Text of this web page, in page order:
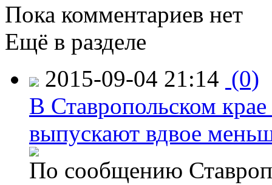
Пока комментариев нет
Ещё в разделе
2015-09-04 21:14 (0)
В Ставропольском
выпускают вдвое
По сообщению